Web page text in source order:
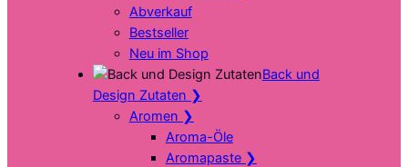
Abverkauf
Bestseller
Neu im Shop
Back und
Design Zutaten ❯
Aromen ❯
Aroma-Öle
Aromapaste ❯